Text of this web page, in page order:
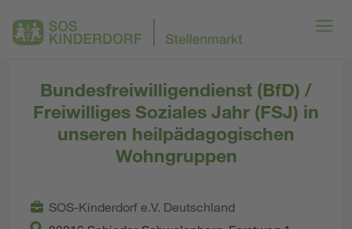
Bundesfreiwilligendienst (BfD) /
Freiwilliges Soziales Jahr (FSJ) in
unseren heilpädagogischen
Wohngruppen
SOS-Kinderdorf e.V. Deutschland